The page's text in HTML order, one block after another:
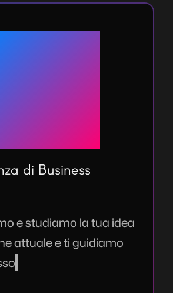
di Business
e studiamo la tua idea
attuale e ti guidiamo
di decisione su cosa